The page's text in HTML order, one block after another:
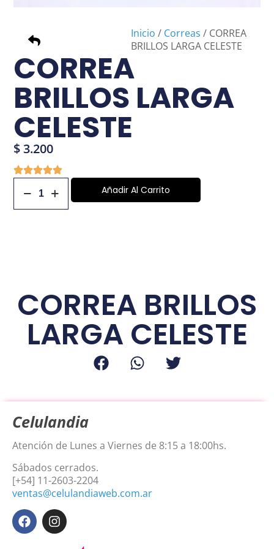
Inicio / Correas / CORREA
BRILLOS LARGA CELESTE
CORREA
BRILLOS LARGA
CELESTE
$3.200
Añadir Al Carrito
CORREA BRILLOS
LARGA CELESTE
Celulandia
Atención de Lunes a Viernes de 8:15 a 18:00hs.
Sábados cerrados.
[+54] 11-2603-2204
ventas@celulandiaweb.com.ar
NO armes tu
carrito si no estás
dirigirte a la página
de login.
Aceptar